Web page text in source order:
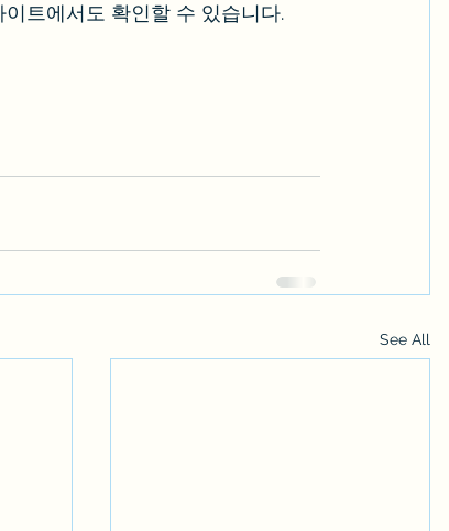
이트에서도 확인할 수 있습니다.
See All